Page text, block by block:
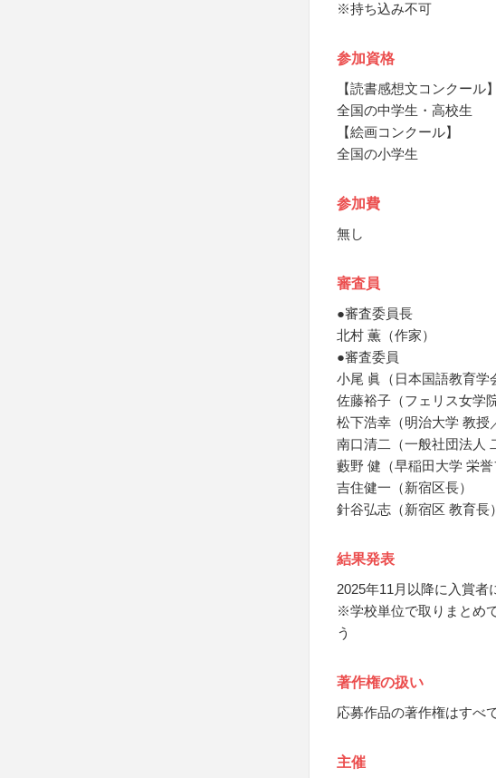
※持ち込み不可
参加資格
【読書感想文コンクール】
全国の中学生・高校生
【絵画コンクール】
全国の小学生
参加費
無し
審査員
●審査委員長
北村 薫（作家）
●審査委員
小尾 眞（日本国語教育学
佐藤裕子（フェリス女学
松下浩幸（明治大学 教授
南口清二（一般社団法人
藪野 健（早稲田大学 栄
吉住健一（新宿区長）
針谷弘志（新宿区 教育長）
結果発表
2025年11月以降に入賞者
※学校単位で取りまとめ
う
著作権の扱い
応募作品の著作権はすべ
主催